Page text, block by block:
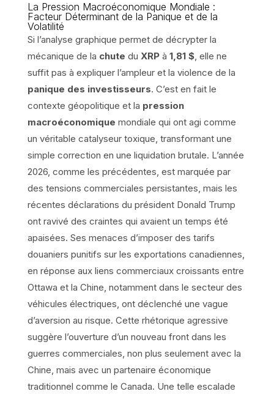
La Pression Macroéconomique Mondiale :
Facteur Déterminant de la Panique et de la
Volatilité
Si l’analyse graphique permet de décrypter la
mécanique de la chute du XRPà 1,81 $, elle ne
suffit pas à expliquer l’ampleur et la violence de la
panique des investisseurs. C’est en fait le
contexte géopolitique et la pression
macroéconomique mondiale qui ont agi comme
un véritable catalyseur toxique, transformant une
simple correction en une liquidation brutale. L’année
2026, comme les précédentes, est marquée par
des tensions commerciales persistantes, mais les
récentes déclarations du président Donald Trump
ont ravivé des craintes qui avaient un temps été
apaisées. Ses menaces d’imposer des tarifs
douaniers punitifs sur les exportations canadiennes,
en réponse aux liens commerciaux croissants entre
Ottawa et la Chine, notamment dans le secteur des
véhicules électriques, ont déclenché une vague
d’aversion au risque. Cette rhétorique agressive
suggère l’ouverture d’un nouveau front dans les
guerres commerciales, non plus seulement avec la
Chine, mais avec un partenaire économique
traditionnel comme le Canada. Une telle escalade